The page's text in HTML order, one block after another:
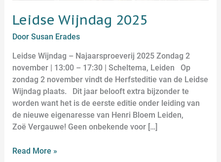
Leidse Wijndag 2025
DoorSusan Erades
Leidse Wijndag – Najaarsproeverij 2025 Zondag 2
november | 13:00 – 17:30 | Scheltema, Leiden Op
zondag 2 november vindt de Herfsteditie van de Leidse
Wijndag plaats. Dit jaar belooft extra bijzonder te
worden want het is de eerste editie onder leiding van
de nieuwe eigenaresse van Henri Bloem Leiden,
Zoë Vergauwe! Geen onbekende voor […]
Read More »